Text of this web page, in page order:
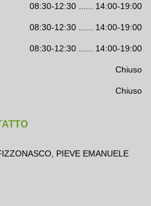
08:30-12:30 ...... 14:00-19:00
08:30-12:30 ...... 14:00-19:00
08:30-12:30 ...... 14:00-19:00
Chiuso
Chiuso
PIEVE EMANUELE